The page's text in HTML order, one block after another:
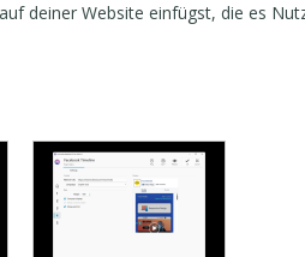
deiner Website einfügst, die es